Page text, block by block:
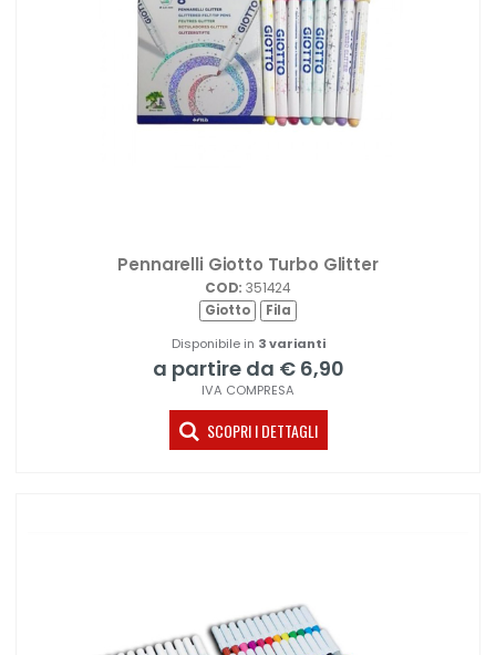
Pennarelli Giotto Turbo Glitter
COD: 351424
Giotto
Fila
Disponibile in 3 varianti
a partire da € 6,90
IVA COMPRESA
SCOPRI I DETTAGLI